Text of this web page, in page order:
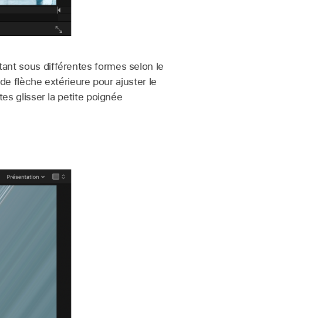
sous différentes formes selon le
flèche extérieure pour ajuster le
glisser la petite poignée